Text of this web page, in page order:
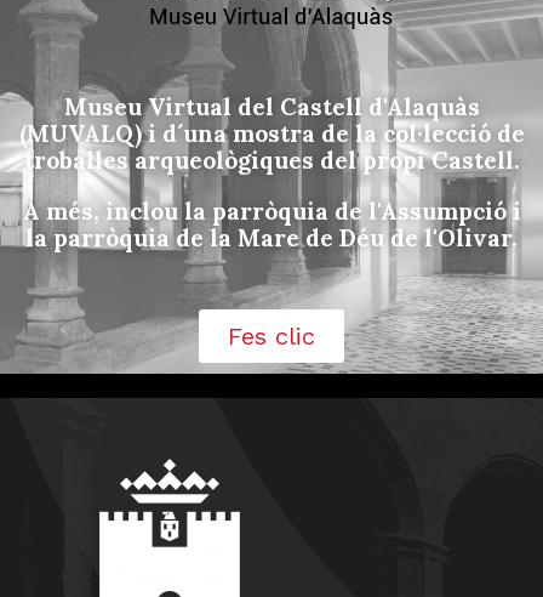
Museu Virtual del Castell d'Alaquàs
(MUVALQ) i d´una mostra de la col·lecció de
troballes arqueològiques del propi Castell.
A més, inclou la parròquia de l'Assumpció i
la parròquia de la Mare de Déu de l'Olivar.
Fes clic